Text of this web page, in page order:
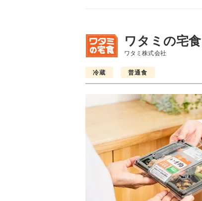
ワタミの宅食
ワタミ株式会社
冷蔵 普通食